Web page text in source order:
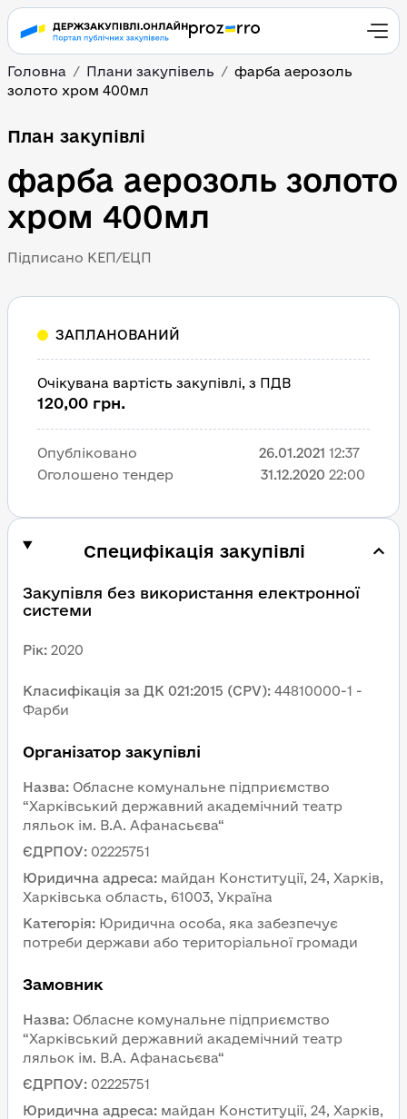
Головна Плани закупівель
фарба аерозоль
золото хром 400мл
План закупівлі
фарба аерозоль золото
хром 400мл
Підписано КЕП/ЕЦП
Специфікація закупівлі
Закупівля без використання електронної
системи
Рік: 2020
Класифікація за ДК 021:2015 (CPV): 44810000-1 -
Фарби
Організатор закупівлі
Назва: Обласне комунальне підприємство
“Харківський державний академічний театр
ляльок ім. В.А. Афанасьєва“
ЄДРПОУ: 02225751
Юридична адреса: майдан Конституції, 24, Харків,
Харківська область, 61003, Україна
Категорія: Юридична особа, яка забезпечує
потреби держави або територіальної громади
Замовник
Назва: Обласне комунальне підприємство
“Харківський державний академічний театр
ляльок ім. В.А. Афанасьєва“
ЄДРПОУ: 02225751
Юридична адреса: майдан Конституції, 24, Харків,
ЗАПЛАНОВАНИЙ
Очікувана вартість закупівлі, з ПДВ
120,00 грн.
Опубліковано 26.01.2021 12:37
Оголошено тендер
31.12.2020 22:00